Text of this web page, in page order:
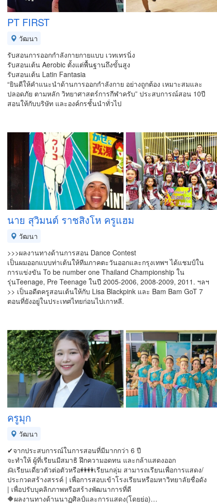
PT FIRST
วัฒนา
รับสอนการออกกำลังกายกายแบบ เวทเทรนิ่ง
รับสอนเต้น Aerobic ตั้งแต่พื้นฐานถึงขั้นสูง
รับสอนเต้น Latin Fantasia
“ยินดีให้คำแนะนำด้านการออกกำลังกาย อย่างถูกต้อง เหมาะสมและ
ปลอดภัย ตามหลัก วิทยาศาสตร์การกีฬาครับ” ประสบการณ์สอน 10ปี
สอนให้กับบริษัท และองค์กรชั้นนำทั่วไป
นาย สุวิมนต์ ราชสิงโห ครูแฮม
วัฒนา
>>>ผลงานทางด้านการสอน Dance Contest
เป็นผมออกแบบท่าเต้นให้ทีมภาคตะวันออกและกรุงเทพฯ ได้แชมป์ใน
การแข่งขัน To be number one Thailand Championship ใน
รุ่นTeenage, Pre Teenage ในปี 2005-2006, 2008-2009, 2011. ฯลฯ
>> เป็นอดีตครูสอนเต้นให้กับ Lisa Blackpink และ Bam Bam GoT 7
ตอนที่ยังอยู่ในประเทศไทยก่อนไปเกาหลี.
ครูมุก
วัฒนา
✔จากประสบการณ์ในการสอนที่มีมากกว่า 6 ปี
จะทำให้ ผู้ที่เรียนมีสมาธิ ฝึกความอดทน และกล้าแสดงออก
👱เรียนเดี่ยวตัวต่อตัวหรือ👭👭เรียนกลุ่ม สามารถเรียนเพื่อการแสดง/
ประกวดสร้างสรรค์ | เพื่อการสอบเข้าโรงเรียนหรือมหาวิทยาลัยชื่อดัง
| เพื่อปรับบุคลิกภาพหรือสร้างพัฒนาการที่ดี
🔶ผลงานทางด้านนาฏศิลป์และการแสดง(โดยย่อ)…